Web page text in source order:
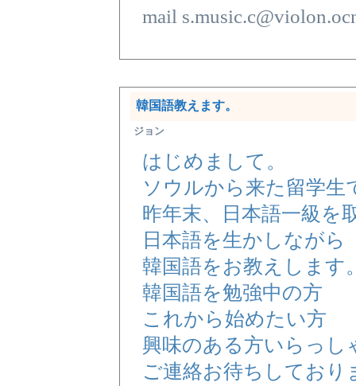
mail
韓国語教えます。
ジョン
はじめまして。
ソウルから来た留学生
昨年末、日本語一級を
日本語を生かしながら
韓国語をお教えします
韓国語を勉強中の方
これから始めたい方
興味のある方いらっし
ご連絡お待ちしており